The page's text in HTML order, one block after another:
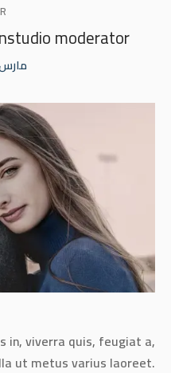
moderator
مارس 6,
in, viverra quis, feugiat a,
ut metus varius laoreet.